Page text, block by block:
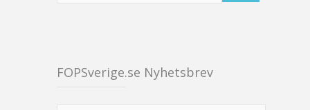
FOPSverige.se Nyhetsbrev